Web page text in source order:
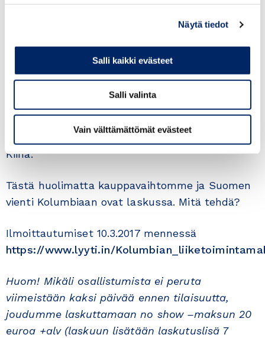
Näytä tiedot
Salli kaikki evästeet
Salli valinta
Vain välttämättömät evästeet
Amerikan 3. suurin valtio ja sen kansantalous on
Maan talous kasvaa ja on raaka-aineiden
hintashokista huolimatta hyvässä kunnossa ja
Kiina.
Tästä huolimatta kauppavaihtomme ja Suomen
vienti Kolumbiaan ovat laskussa. Mitä tehdä?
Ilmoittautumiset 10.3.2017 mennessä
https://www.lyyti.in/
Huom! Mikäli osallistumista ei peruta
viimeistään kaksi päivää ennen tilaisuutta,
joudumme laskuttamaan no show –maksun 20
euroa +alv (laskuun lisätään laskutuslisä 7